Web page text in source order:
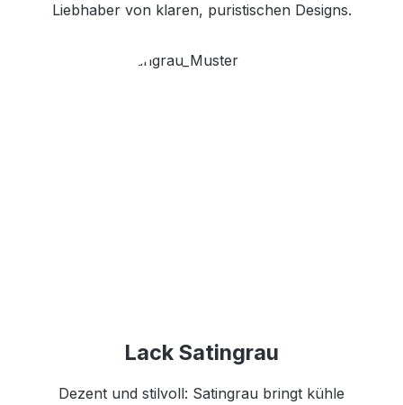
Liebhaber von klaren, puristischen Designs.
Lack Satingrau
Dezent und stilvoll: Satingrau bringt kühle